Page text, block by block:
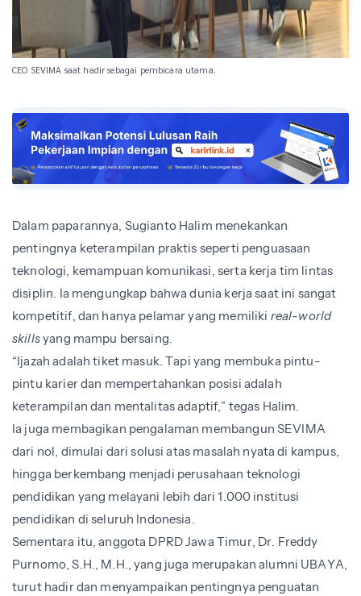
CEO SEVIMA saat hadir sebagai pembicara utama.
Dalam paparannya, Sugianto Halim menekankan
pentingnya keterampilan praktis seperti penguasaan
teknologi, kemampuan komunikasi, serta kerja tim lintas
disiplin. Ia mengungkap bahwa dunia kerja saat ini sangat
kompetitif, dan hanya pelamar yang memiliki real-world
skillsyang mampu bersaing.
“Ijazah adalah tiket masuk. Tapi yang membuka pintu-
pintu karier dan mempertahankan posisi adalah
keterampilan dan mentalitas adaptif,” tegas Halim.
Ia juga membagikan pengalaman membangun SEVIMA
dari nol, dimulai dari solusi atas masalah nyata di kampus,
hingga berkembang menjadi perusahaan teknologi
pendidikan yang melayani lebih dari 1.000 institusi
pendidikan di seluruh Indonesia.
Sementara itu, anggota DPRD Jawa Timur, Dr. Freddy
Purnomo, S.H., M.H., yang juga merupakan alumni UBAYA,
turut hadir dan menyampaikan pentingnya penguatan